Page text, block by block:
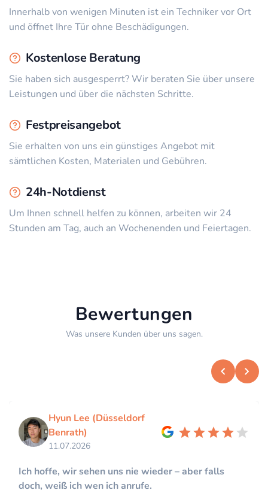
Innerhalb von wenigen Minuten ist ein Techniker vor Ort
und öffnet Ihre Tür ohne Beschädigungen.
Kostenlose Beratung
Sie haben sich ausgesperrt? Wir beraten Sie über unsere
Leistungen und über die nächsten Schritte.
Festpreisangebot
Sie erhalten von uns ein günstiges Angebot mit
sämtlichen Kosten, Materialen und Gebühren.
24h-Notdienst
Um Ihnen schnell helfen zu können, arbeiten wir 24
Stunden am Tag, auch an Wochenenden und Feiertagen.
Bewertungen
Was unsere Kunden über uns sagen.
Hyun Lee (Düsseldorf
Benrath)
11.07.2026
Ich hoffe, wir sehen uns nie wieder – aber falls
doch, weiß ich wen ich anrufe.